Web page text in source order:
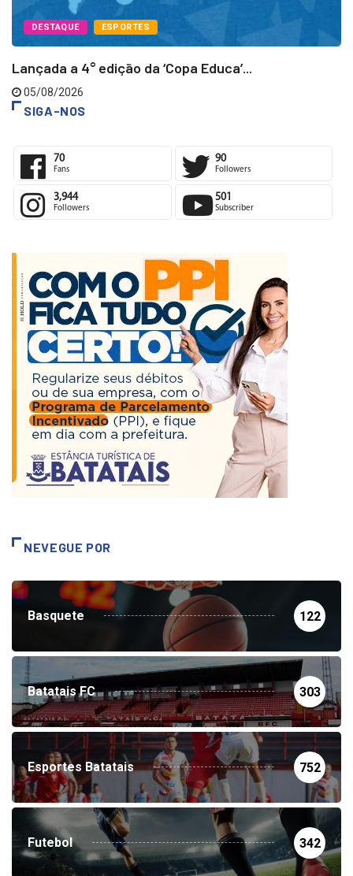
DESTAQUE ESPORTES
Lançada a 4° edição da ‘Copa Educa’...
05/08/2026
SIGA-NOS
70 90
3,944 501
NEVEGUE POR
Basquete 122
Batatais FC 303
Esportes Batatais 752
Futebol 342